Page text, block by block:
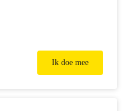
Ik doe mee